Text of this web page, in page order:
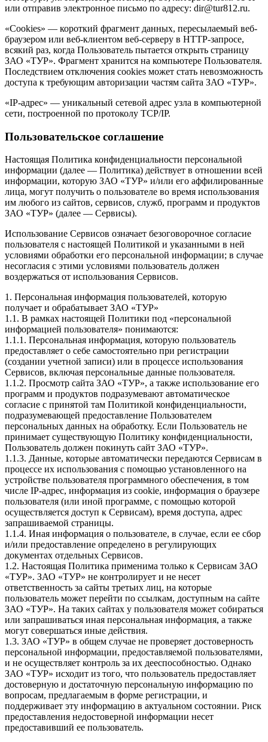
или отправив электронное письмо по адресу: dir@tur812.ru.
«Cookies» — короткий фрагмент данных, пересылаемый веб-
браузером или веб-клиентом веб-серверу в HTTP-запросе,
всякий раз, когда Пользователь пытается открыть страницу
ЗАО «ТУР». Фрагмент хранится на компьютере Пользователя.
Последствием отключения cookies может стать невозможность
доступа к требующим авторизации частям сайта ЗАО «ТУР».
«IP-адрес» — уникальный сетевой адрес узла в компьютерной
сети, построенной по протоколу TCP/IP.
Пользовательское соглашение
Настоящая Политика конфиденциальности персональной
информации (далее — Политика) действует в отношении всей
информации, которую ЗАО «ТУР» и/или его аффилированные
лица, могут получить о пользователе во время использования
им любого из сайтов, сервисов, служб, программ и продуктов
ЗАО «ТУР» (далее — Сервисы).
Использование Сервисов означает безоговорочное согласие
пользователя с настоящей Политикой и указанными в ней
условиями обработки его персональной информации; в случае
несогласия с этими условиями пользователь должен
воздержаться от использования Сервисов.
1. Персональная информация пользователей, которую
получает и обрабатывает ЗАО «ТУР»
1.1. В рамках настоящей Политики под «персональной
информацией пользователя» понимаются:
1.1.1. Персональная информация, которую пользователь
предоставляет о себе самостоятельно при регистрации
(создании учетной записи) или в процессе использования
Сервисов, включая персональные данные пользователя.
1.1.2. Просмотр сайта ЗАО «ТУР», а также использование его
программ и продуктов подразумевают автоматическое
согласие с принятой там Политикой конфиденциальности,
подразумевающей предоставление Пользователем
персональных данных на обработку. Если Пользователь не
принимает существующую Политику конфиденциальности,
Пользователь должен покинуть сайт ЗАО «ТУР».
1.1.3. Данные, которые автоматически передаются Сервисам в
процессе их использования с помощью установленного на
устройстве пользователя программного обеспечения, в том
числе IP-адрес, информация из cookie, информация о браузере
пользователя (или иной программе, с помощью которой
осуществляется доступ к Сервисам), время доступа, адрес
запрашиваемой страницы.
1.1.4. Иная информация о пользователе, в случае, если ее сбор
и/или предоставление определено в регулирующих
документах отдельных Сервисов.
1.2. Настоящая Политика применима только к Сервисам ЗАО
«ТУР». ЗАО «ТУР» не контролирует и не несет
ответственность за сайты третьих лиц, на которые
пользователь может перейти по ссылкам, доступным на сайте
ЗАО «ТУР». На таких сайтах у пользователя может собираться
или запрашиваться иная персональная информация, а также
могут совершаться иные действия.
1.3. ЗАО «ТУР» в общем случае не проверяет достоверность
персональной информации, предоставляемой пользователями,
и не осуществляет контроль за их дееспособностью. Однако
ЗАО «ТУР» исходит из того, что пользователь предоставляет
достоверную и достаточную персональную информацию по
вопросам, предлагаемым в форме регистрации, и
поддерживает эту информацию в актуальном состоянии. Риск
предоставления недостоверной информации несет
предоставивший ее пользователь.